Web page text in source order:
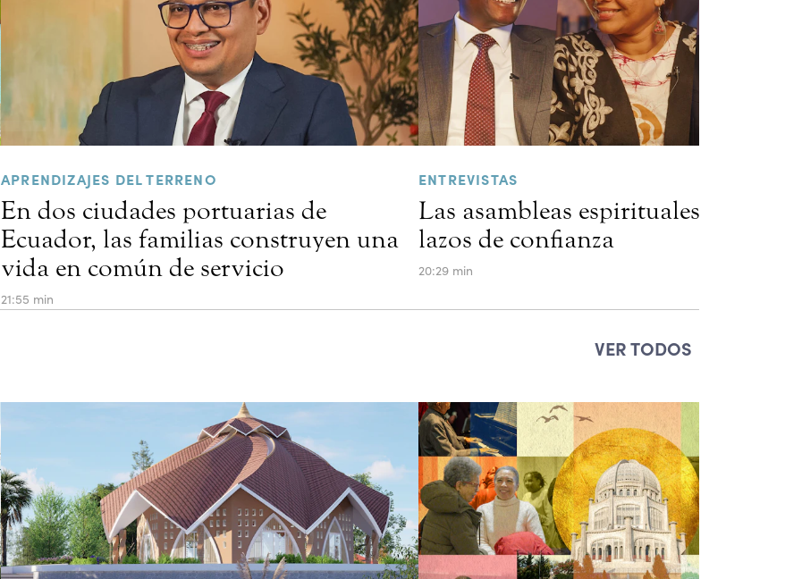
APRENDIZAJES DEL TERRENO
En dos ciudades portuarias de
Ecuador, las familias construyen una
vida en común de servicio
21:55 min
ENTREVISTAS
Las asambleas espirituales
lazos de confianza
20:29 min
VER TODOS